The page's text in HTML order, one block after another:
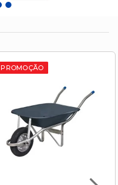
PROMOÇÃO